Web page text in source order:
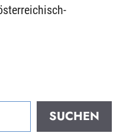
SUCHEN